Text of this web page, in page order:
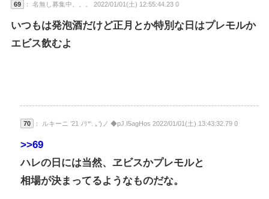
69 ： 名無し募集中。。。 2022/01/01(土) 12:55:44.23 0
いつもは発泡酒だけど正月とか特別な日はプレモルか
エビス飲むよ
70 ： ルキーニ ’21 ﾉﾘ*‘. ｡‘)ノ ◆pJ.I5agHos 2022/01/01(土) 13:43:32.79 0
>>69
ハレの日には当然、ヱビスかプレモルと
相場が決まってるようなものだな。